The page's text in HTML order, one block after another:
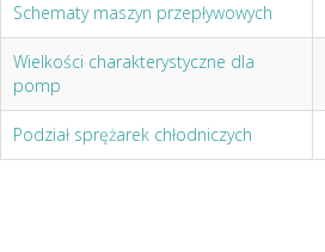
Schematy maszyn przepływowych
Wielkości charakterystyczne dla
pomp
Podział sprężarek chłodniczych